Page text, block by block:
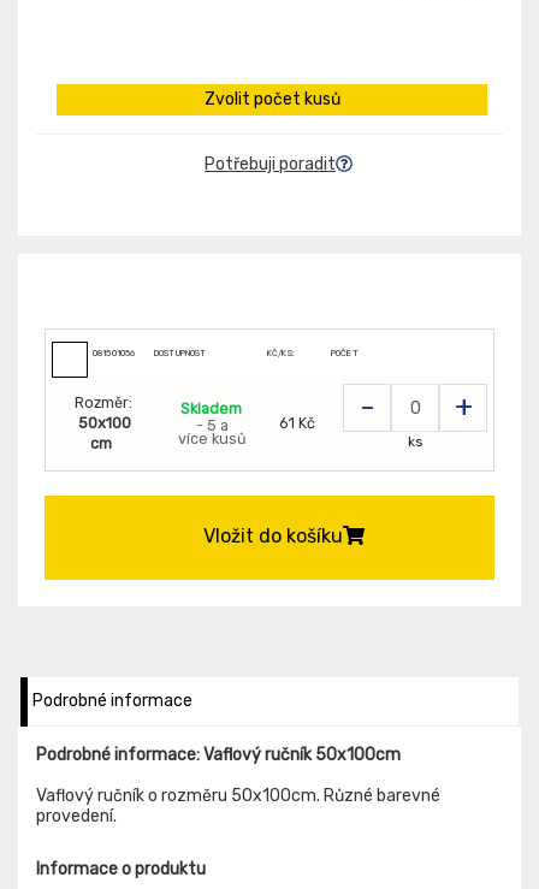
Zvolit počet kusů
Potřebuji poradit
081501056 DOSTUPNOST KČ/KS: POČET
Rozměr:
50x100
cm
Skladem
- 5 a
více kusů
61 Kč - +
ks
Vložit do košíku
Podrobné informace
Podrobné informace: Vaflový ručník 50x100cm
Vaflový ručník o rozměru 50x100cm. Různé barevné
provedení.
Informace o produktu